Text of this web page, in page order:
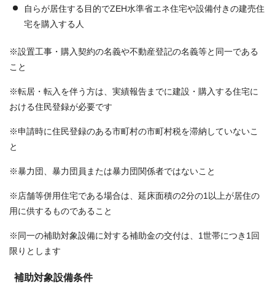
自らが居住する目的でZEH水準省エネ住宅や設備付きの建売住
宅を購入する人
※設置工事・購入契約の名義や不動産登記の名義等と同一である
こと
※転居・転入を伴う方は、実績報告までに建設・購入する住宅に
おける住民登録が必要です
※申請時に住民登録のある市町村の市町村税を滞納していないこ
と
※暴力団、暴力団員または暴力団関係者ではないこと
※店舗等併用住宅である場合は、延床面積の2分の1以上が居住の
用に供するものであること
※同一の補助対象設備に対する補助金の交付は、1世帯につき1回
限りとします
補助対象設備条件